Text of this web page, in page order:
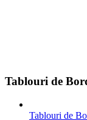
Tablouri de
Tablouri de